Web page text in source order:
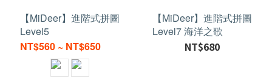
【MiDeer】進階式拼圖
Level5
NT$560 ~ NT$650
【MiDeer】進階式拼圖
Level7 海洋之歌
NT$680